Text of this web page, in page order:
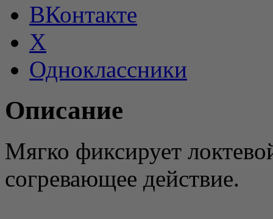
ВКонтакте
X
Одноклассники
Описание
Мягко фиксирует
согревающее действие.